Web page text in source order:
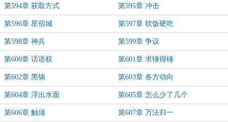
第594章 获取方式 第595章 冲击
第596章 星宿城 第597章 软饭硬吃
第598章 神兵 第599章 争议
第600章 话语权 第601章 求锤得锤
第602章 黑锅 第603章 各方动向
第604章 浮出水面 第605章 怎么少了几个
第606章 触须 第607章 万法归一